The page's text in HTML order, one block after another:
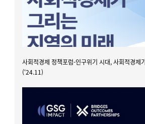
사회적경제 정책포럼-인구위기 시대, 사회적경제
(‘24.11)